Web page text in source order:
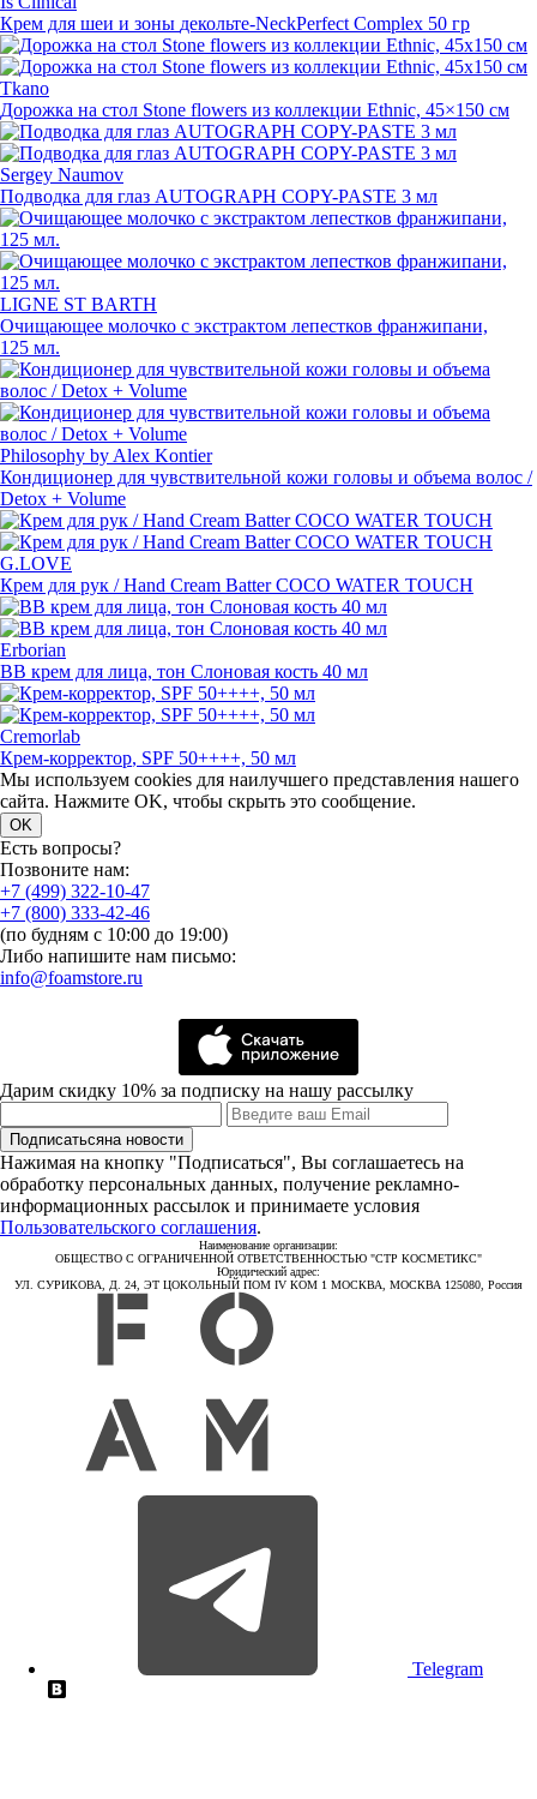
Крем для шеи и зоны декольте-NeckPerfect Complex 50 гр
Tkano
Дорожка на стол Stone flowers из коллекции Ethnic, 45×150 см
Sergey Naumov
Подводка для глаз AUTOGRAPH COPY-PASTE 3 мл
LIGNE ST BARTH
Очищающее молочко с экстрактом лепестков франжипани,
125 мл.
Philosophy by Alex Kontier
Кондиционер для чувствительной кожи головы и объема волос /
Detox + Volume
G.LOVE
Крем для рук / Hand Cream Batter COCO WATER TOUCH
Erborian
BB крем для лица, тон Слоновая кость 40 мл
Cremorlab
Крем-корректор, SPF 50++++, 50 мл
Мы используем cookies для наилучшего представления нашего
сайта. Нажмите OK, чтобы скрыть это сообщение.
OK
Есть вопросы?
Позвоните нам:
+7 (499) 322-10-47
+7 (800) 333-42-46
(по будням с 10:00 до 19:00)
Либо напишите нам письмо:
info@foamstore.ru
Дарим скидку 10% за подписку на нашу рассылку
Подписатьсяна новости
Нажимая на кнопку "Подписаться", Вы соглашаетесь на
обработку персональных данных, получение рекламно-
информационных рассылок и принимаете условия
Пользовательского соглашения.
Наименование организации:
ОБЩЕСТВО С ОГРАНИЧЕННОЙ ОТВЕТСТВЕННОСТЬЮ "СТР КОСМЕТИКС"
Юридический адрес:
УЛ. СУРИКОВА, Д. 24, ЭТ ЦОКОЛЬНЫЙ ПОМ IV КОМ 1 МОСКВА, МОСКВА 125080, Россия
Telegram